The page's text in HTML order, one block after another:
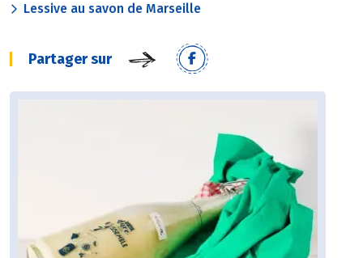
Lessive au savon de Marseille
Partager sur